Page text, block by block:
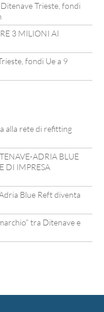
Trieste, fondi
3 MILIONI AI
fondi Ue a 9
alla rete di refitting
ADRIA BLUE
DI IMPRESA
Blue Reft diventa
tra Ditenave e